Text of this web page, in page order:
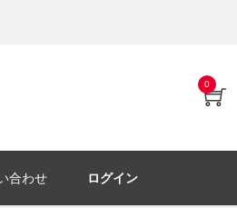
0
合わせ ログイン